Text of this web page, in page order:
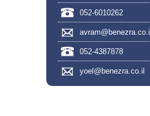
052-6010262
avram@benezra.co.il
052-4387878
yoel@benezra.co.il